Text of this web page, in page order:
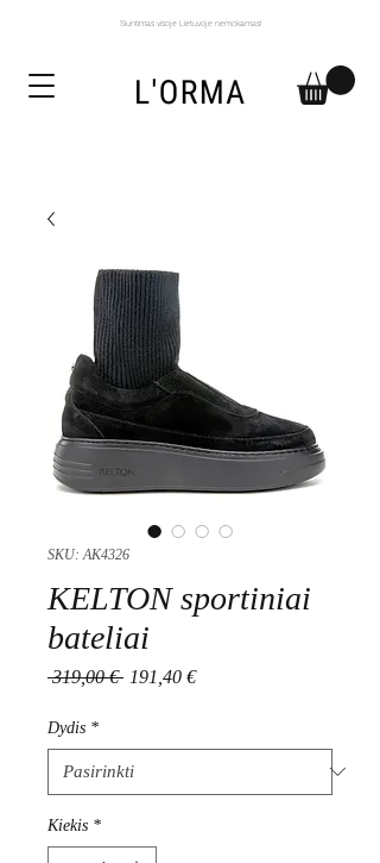
Siuntimas visoje Lietuvoje nemokamas!
SKU: AK4326
KELTON sportiniai
bateliai
319,00 € Įprastinė
191,40 €Pardavimo
Dydis *
Kiekis *